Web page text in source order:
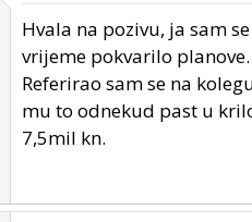
Hvala na pozivu, ja sam
vrijeme pokvarilo planove.
Referirao sam se na
mu to odnekud past u
7,5mil kn.